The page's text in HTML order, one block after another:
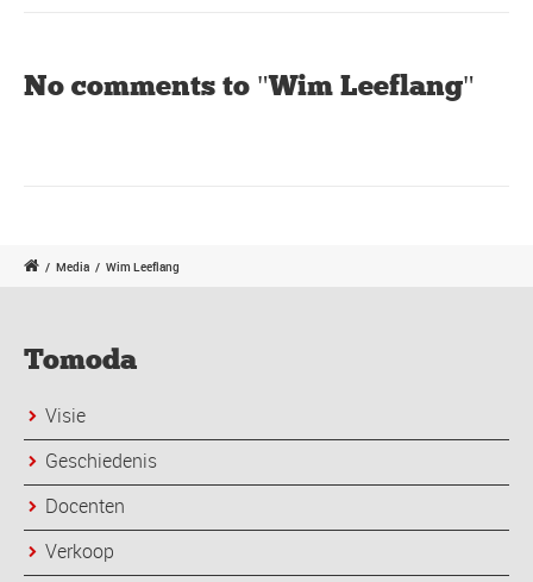
No comments to "Wim Leeflang"
/ Media / Wim Leeflang
Tomoda
Visie
Geschiedenis
Docenten
Verkoop